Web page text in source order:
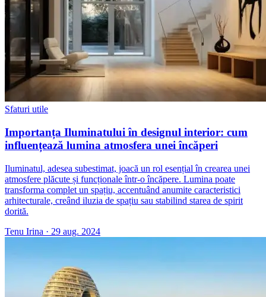
Sfaturi utile
Importanța Iluminatului în designul interior: cum
influențează lumina atmosfera unei încăperi
Iluminatul, adesea subestimat, joacă un rol esențial în crearea unei
atmosfere plăcute și funcționale într-o încăpere. Lumina poate
transforma complet un spațiu, accentuând anumite caracteristici
arhitecturale, creând iluzia de spațiu sau stabilind starea de spirit
dorită.
Tenu Irina · 29 aug. 2024